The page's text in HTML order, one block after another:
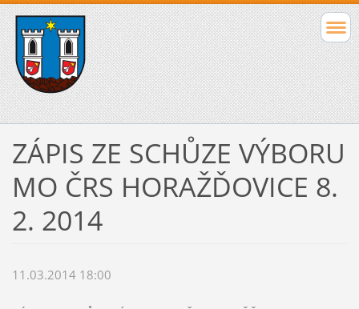
ZÁPIS ZE SCHŮZE VÝBORU
MO ČRS HORAŽĎOVICE 8.
2. 2014
11.03.2014 18:00